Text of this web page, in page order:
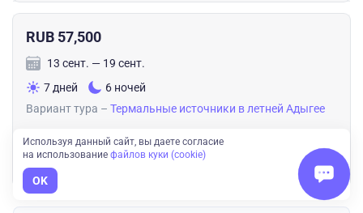
RUB 57,500
13 сент. — 19 сент.
7 дней
6 ночей
Вариант тура – Термальные источники в летней Адыгее
Забронировать
Не требует оплаты сейчас
Используя данный сайт, вы даете согласие
на использование файлов куки (cookie)
OK